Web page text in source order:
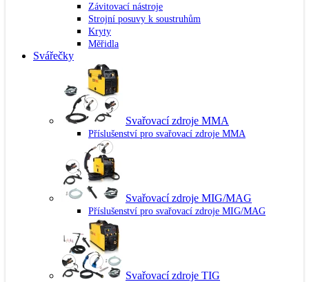
Závitovací nástroje
Strojní posuvy k soustruhům
Kryty
Měřidla
Svářečky
Svařovací zdroje MMA
Příslušenství pro svařovací zdroje MMA
Svařovací zdroje MIG/MAG
Příslušenství pro svařovací zdroje MIG/MAG
Svařovací zdroje TIG